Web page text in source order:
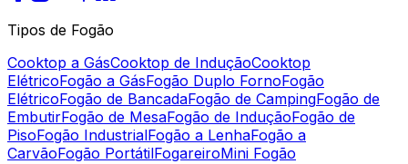
Tipos de Fogão
Cooktop a GásCooktop de InduçãoCooktop
ElétricoFogão a GásFogão Duplo FornoFogão
ElétricoFogão de BancadaFogão de CampingFogão de
EmbutirFogão de MesaFogão de InduçãoFogão de
PisoFogão IndustrialFogão a LenhaFogão a
CarvãoFogão PortátilFogareiroMini Fogão